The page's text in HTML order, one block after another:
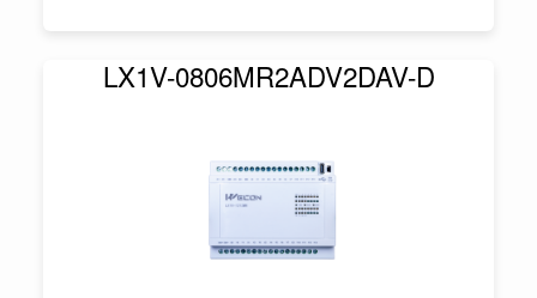
LX1V-0806MR2ADV2DAV-D